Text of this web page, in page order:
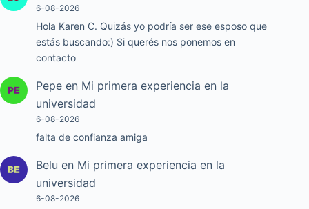
6-08-2026
Hola Karen C. Quizás yo podría ser ese esposo que
estás buscando:) Si querés nos ponemos en
contacto
Pepe en Mi primera experiencia en la
universidad
6-08-2026
falta de confianza amiga
Belu en Mi primera experiencia en la
universidad
6-08-2026